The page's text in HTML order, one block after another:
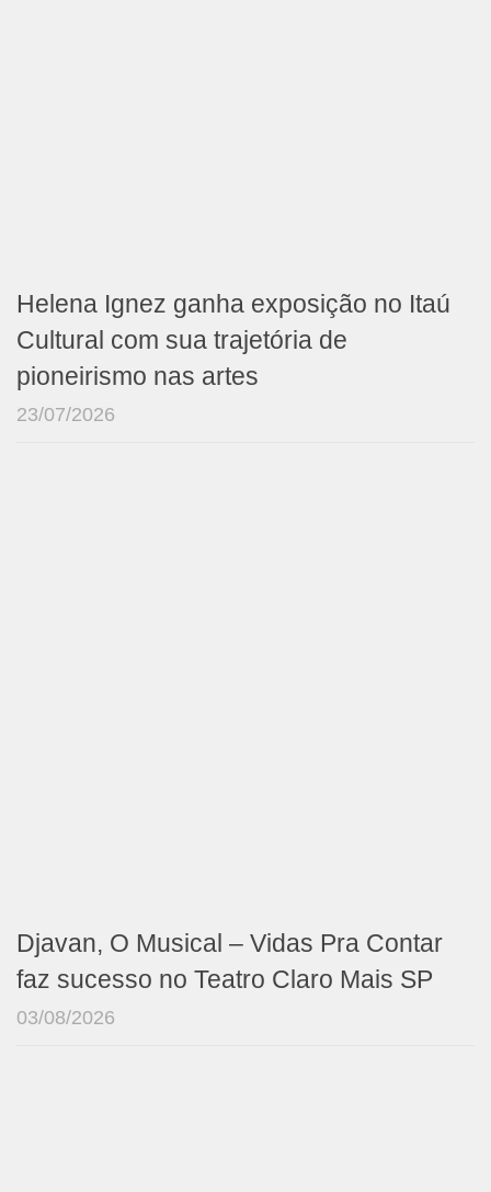
Helena Ignez ganha exposição no Itaú
Cultural com sua trajetória de
pioneirismo nas artes
23/07/2026
Djavan, O Musical – Vidas Pra Contar
faz sucesso no Teatro Claro Mais SP
03/08/2026